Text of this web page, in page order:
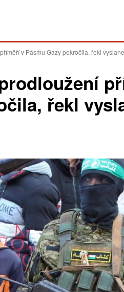
v Pásmu Gazy pokročila, řekl
řekl